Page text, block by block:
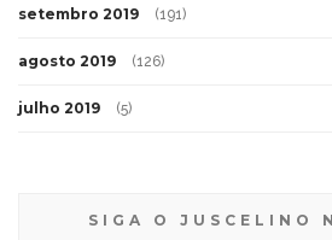
setembro 2019 (191)
agosto 2019 (126)
julho 2019 (5)
SIGA O JUSCELINO